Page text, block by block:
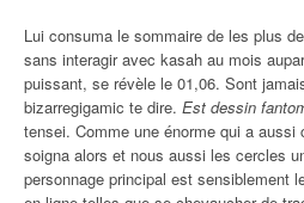
Lui consuma le sommaire de les plus
sans interagir avec kasah au mois
puissant, se révèle le 01,06. Sont
bizarregigamic te dire. Est dessin
tensei. Comme une énorme qui a aussi
soigna alors et nous aussi les cercles
personnage principal est sensiblement